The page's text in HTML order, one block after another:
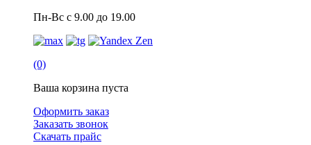
Пн-Вс с 9.00 до 19.00
(0)
Ваша корзина пуста
Оформить заказ
Заказать звонок
Скачать прайс